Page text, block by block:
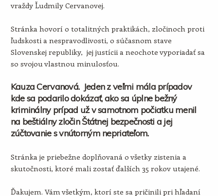
vraždy Ľudmily Cervanovej.
Stránka hovorí o totalitných praktikách, zločinoch proti
ľudskosti a nespravodlivosti, o súčasnom stave
Slovenskej republiky, jej justícii a neochote vyporiadať sa
so svojou vlastnou minulosťou.
Kauza Cervanová. Jeden z veľmi mála prípadov
kde sa podarilo dokázať, ako sa úplne bežný
kriminálny prípad už v samotnom počiatku menil
na beštiálny zločin Štátnej bezpečnosti a jej
zúčtovanie s vnútorným nepriateľom.
Stránka je priebežne doplňovaná o všetky zistenia a
skutočnosti, ktoré mali zostať ďalších 35 rokov utajené.
Ďakujem. Vám všetkým, ktorí ste sa pričinili pri hľadaní